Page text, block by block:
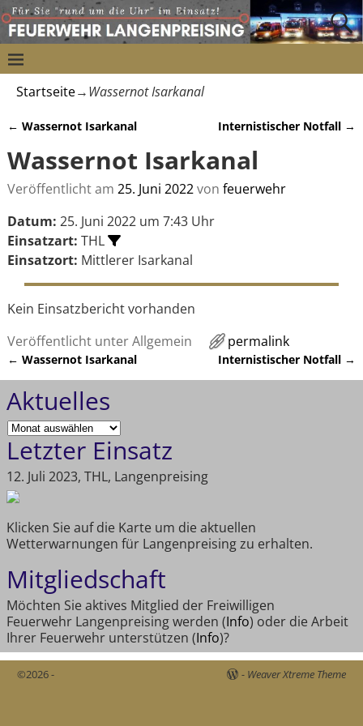
Startseite→Wassernot Isarkanal
← Wassernot Isarkanal Internistischer Notfall →
Wassernot Isarkanal
Veröffentlicht am 25. Juni 2022von feuerwehr
Datum: 25. Juni 2022 um 7:43 Uhr
Einsatzart: THL
Einsatzort: Mittlerer Isarkanal
Kein Einsatzbericht vorhanden
Veröffentlicht unterAllgemein permalink
Artikelnavigation
← Wassernot Isarkanal Internistischer Notfall →
Aktuelles
Letzter Einsatz
12. Juli 2023, THL, Langenpreising
Klicken Sie auf die Karte um die aktuellen
Wetterwarnungen für Langenpreising zu erhalten.
Mitgliedschaft
Möchten Sie aktives Mitglied der Freiwilligen
Feuerwehr Langenpreising werden (Info) oder die Arbeit
Ihrer Feuerwehr unterstützen (Info)?
©2026 - - Weaver Xtreme Theme